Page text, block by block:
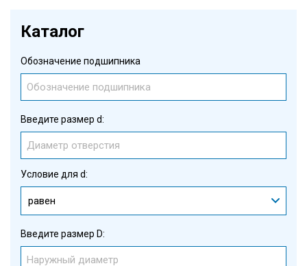
Каталог
Обозначение подшипника
Введите размер d:
Условие для d:
равен
Введите размер D: